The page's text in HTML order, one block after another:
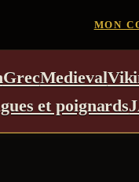
MON
GrecMedieval
et poignards